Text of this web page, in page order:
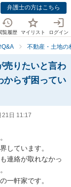
弁護士の方はこちら
覧履歴 マイリスト ログイン
不動産・土地の
売りたいと言わ
からず困ってい
21日 11:17
しています。
連絡が取れなかっ
一軒家です。